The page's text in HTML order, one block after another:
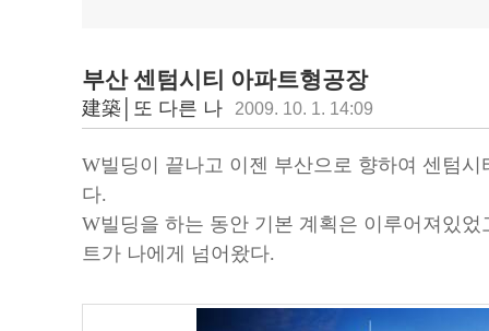
부산 센텀시티 아파트형공장
建築│또 다른 나 2009. 10. 1. 14:09
W빌딩이 끝나고 이젠 부산으로 향하여 센텀
다.
W빌딩을 하는 동안 기본 계획은 이루어져있
트가 나에게 넘어왔다.